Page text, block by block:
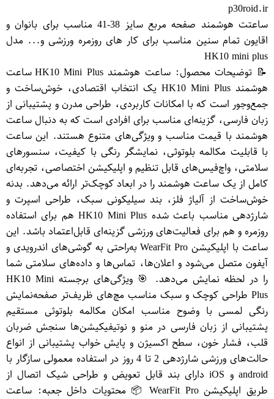
p30roid.ir
ساعتت هوشمند صفحه مربع سایز 38-41 مناسب برای بانوان و
اقایون تمام سنین مناسب برای کار های روزمره ورزشی و... مدل
HK10 mini plus
📝 توضیحات محصول: ساعت هوشمند HK10 Mini Plus ساعت
هوشمند HK10 Mini Plus یک انتخاب اقتصادی، خوش‌ساخت و
جمع‌وجور است که با امکانات کاربردی، طراحی مدرن و پشتیبانی از
زبان فارسی، گزینه‌ای مناسب برای افرادی است که به دنبال ساعت
هوشمند با قیمت مناسب و ویژگی‌های متنوع هستند. این ساعت
با قابلیت مکالمه بلوتوثی، نمایشگر رنگی با کیفیت، سنسورهای
سلامتی، واچ‌فیس‌های قابل تنظیم و اپلیکیشن اختصاصی، تجربه‌ای
کامل از یک ساعت هوشمند را در ابعاد کوچک‌تر ارائه می‌دهد. بدنه
خوش‌ساخت از آلیاژ فلز، بند سیلیکونی سبک، طراحی اسپرت و
شارژدهی مناسب باعث شده HK10 Mini Plus هم برای استفاده
روزمره و هم برای فعالیت‌های ورزشی گزینه‌ای قابل‌اعتماد باشد. این
ساعت با اپلیکیشن WearFit Pro به‌راحتی به گوشی‌های اندرویدی و
آیفون متصل می‌شود و اعلان‌ها، تماس‌ها و داده‌های سلامتی شما
را در لحظه نمایش می‌دهد. 🎯 ویژگی‌های برجسته HK10 Mini
Plus طراحی کوچک و سبک مناسب مچ‌های ظریف‌تر صفحه‌نمایش
رنگی لمسی با وضوح مناسب امکان مکالمه بلوتوثی مستقیم
پشتیبانی از زبان فارسی در منو و نوتیفیکیشن‌ها سنجش ضربان
قلب، فشار خون، سطح اکسیژن و پایش خواب پشتیبانی از انواع
حالت‌های ورزشی شارژدهی 2 تا 4 روز در استفاده معمولی سازگار با
a​ndroid و iOS دارای بند قابل تعویض و طراحی شیک اتصال از
طریق اپلیکیشن WearFit Pro 📦 محتویات داخل جعبه: ساعت